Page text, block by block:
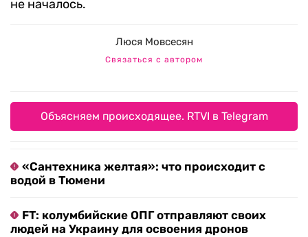
не началось.
Люся Мовсесян
Связаться с автором
Объясняем происходящее. RTVI в Telegram
«Сантехника желтая»: что происходит с
водой в Тюмени
FT: колумбийские ОПГ отправляют своих
людей на Украину для освоения дронов